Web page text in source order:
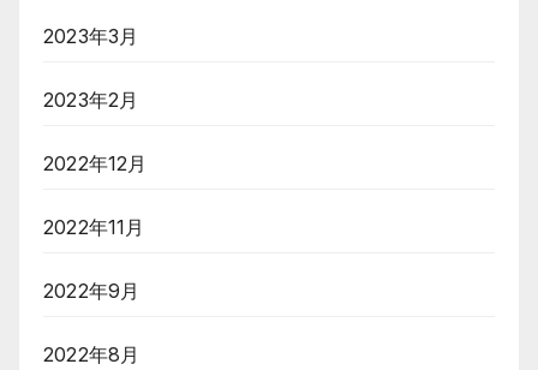
2023年3月
2023年2月
2022年12月
2022年11月
2022年9月
2022年8月